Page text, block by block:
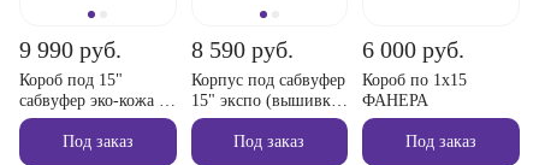
9 990 руб.
Короб под 15"
сабвуфер эко-кожа на
трубе фанера
Под заказ
8 590 руб.
Корпус под сабвуфер
15" экспо (вышивка
BASSVLOG)
Под заказ
6 000 руб.
Короб по 1х15
ФАНЕРА
Под заказ